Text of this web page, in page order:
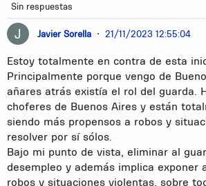
Sin respuestas
Javier Sorella • 21/11/2023 12:55:04
Estoy totalmente en contra de esta
Principalmente porque vengo de
añares atrás existía el rol del guarda.
choferes de Buenos Aires y están
siendo más propensos a robos y
resolver por sí sólos.
Bajo mi punto de vista, eliminar al
desempleo y además implica exponer
robos y situaciones violentas, sobre